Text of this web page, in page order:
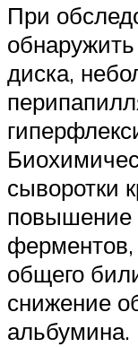
При
обнаружить
диска,
сыворотки
повышение
ферментов,
общего
снижение
альбумина.